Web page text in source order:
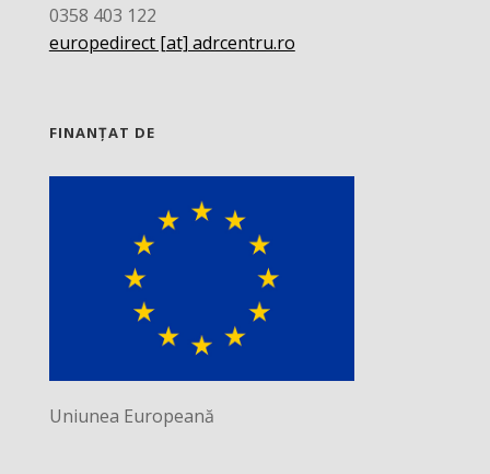
0358 403 122
europedirect [at] adrcentru.ro
FINANȚAT DE
Uniunea Europeană